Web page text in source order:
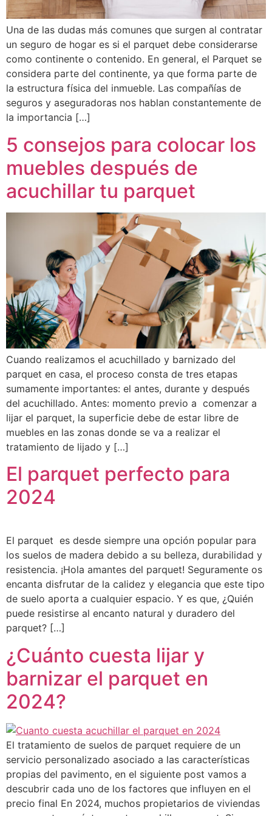
Una de las dudas más comunes que surgen al contratar
un seguro de hogar es si el parquet debe considerarse
como continente o contenido. En general, el Parquet se
considera parte del continente, ya que forma parte de
la estructura física del inmueble. Las compañías de
seguros y aseguradoras nos hablan constantemente de
la importancia […]
5 consejos para colocar los
muebles después de
acuchillar tu parquet
Cuando realizamos el acuchillado y barnizado del
parquet en casa, el proceso consta de tres etapas
sumamente importantes: el antes, durante y después
del acuchillado. Antes: momento previo a comenzar a
lijar el parquet, la superficie debe de estar libre de
muebles en las zonas donde se va a realizar el
tratamiento de lijado y […]
El parquet perfecto para
2024
El parquet es desde siempre una opción popular para
los suelos de madera debido a su belleza, durabilidad y
resistencia. ¡Hola amantes del parquet! Seguramente os
encanta disfrutar de la calidez y elegancia que este tipo
de suelo aporta a cualquier espacio. Y es que, ¿Quién
puede resistirse al encanto natural y duradero del
parquet? […]
¿Cuánto cuesta lijar y
barnizar el parquet en
2024?
El tratamiento de suelos de parquet requiere de un
servicio personalizado asociado a las características
propias del pavimento, en el siguiente post vamos a
descubrir cada uno de los factores que influyen en el
precio final En 2024, muchos propietarios de viviendas